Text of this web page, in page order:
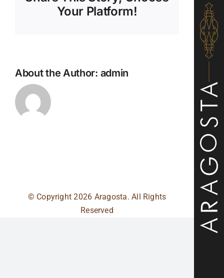
Your Platform!
About the Author: admin
© Copyright2026 Aragosta. All Rights
Reserved